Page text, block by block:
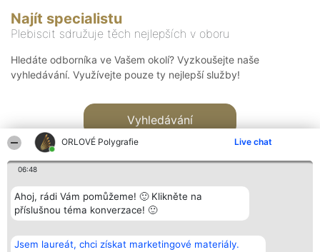
ORLOVÉ Polygrafie Live chat
06:48
Ahoj, rádi Vám pomůžeme! 🙂 Klikněte na
příslušnou téma konverzace! 🙂
Jsem laureát, chci získat marketingové materiály.
Najít specialistu
Plebiscit sdružuje těch nejlepších v oboru
Hledáte odborníka ve Vašem okolí? Vyzkoušejte naše
vyhledávání. Využívejte pouze ty nejlepší služby!
Vyhledávání
Bright Side Solutions sp. z o.
o. sp. k.
Vítězové
Seznam všech
Kontakt